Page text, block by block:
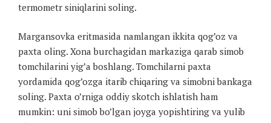
termometr siniqlarini soling.
Margansovka eritmasida namlangan ikkita qog’oz va
paxta oling. Xona burchagidan markaziga qarab simob
tomchilarini yig’a boshlang. Tomchilarni paxta
yordamida qog’ozga itarib chiqaring va simobni bankaga
soling. Paxta o’rniga oddiy skotch ishlatish ham
mumkin: uni simob bo’lgan joyga yopishtiring va yulib